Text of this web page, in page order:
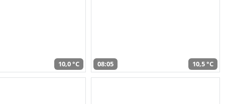
10,0 °C 08:05 10,5 °C